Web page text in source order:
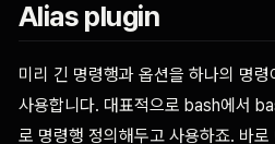
Alias plugin
미리 긴 명령행과 옵션을 하나의 명
사용합니다. 대표적으로 bash에서
로 명령행 정의해두고 사용하죠. 바